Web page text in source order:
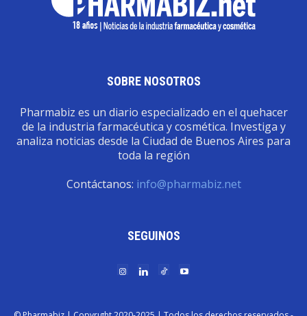
SOBRE NOSOTROS
Pharmabiz es un diario especializado en el quehacer
de la industria farmacéutica y cosmética. Investiga y
analiza noticias desde la Ciudad de Buenos Aires para
toda la región
Contáctanos: info@pharmabiz.net
SEGUINOS